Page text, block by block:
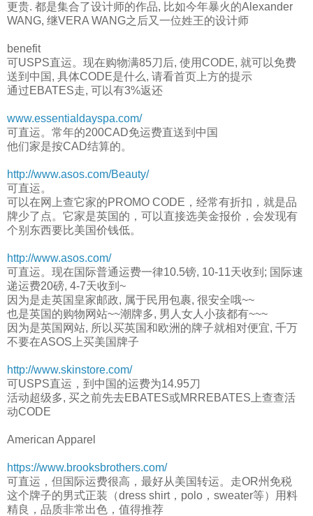
更贵. 都是集合了设计师的作品, 比如今年暴火的Alexander
WANG, 继VERA WANG之后又一位姓王的设计师
benefit
可USPS直运。现在购物满85刀后, 使用CODE, 就可以免费
送到中国, 具体CODE是什么, 请看首页上方的提示
通过EBATES走, 可以有3%返还
www.essentialdayspa.com/
可直运。常年的200CAD免运费直送到中国
他们家是按CAD结算的。
http://www.asos.com/Beauty/
可直运。
可以在网上查它家的PROMO CODE，经常有折扣，就是品
牌少了点。它家是英国的，可以直接选美金报价，会发现有
个别东西要比美国价钱低。
http://www.asos.com/
可直运。现在国际普通运费一律10.5镑, 10-11天收到; 国际速
递运费20磅, 4-7天收到~
因为是走英国皇家邮政, 属于民用包裹, 很安全哦~~
也是英国的购物网站~~潮牌多, 男人女人小孩都有~~~
因为是英国网站, 所以买英国和欧洲的牌子就相对便宜, 千万
不要在ASOS上买美国牌子
http://www.skinstore.com/
可USPS直运，到中国的运费为14.95刀
活动超级多, 买之前先去EBATES或MRREBATES上查查活
动CODE
American Apparel
https://www.brooksbrothers.com/
可直运，但国际运费很高，最好从美国转运。走OR州免税
这个牌子的男式正装（dress shirt，polo，sweater等）用料
精良，品质非常出色，值得推荐